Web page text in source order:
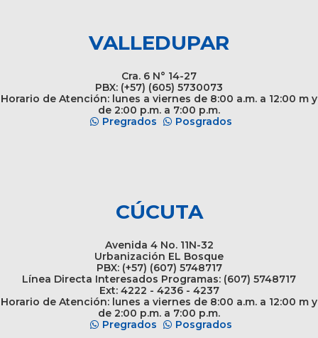
VALLEDUPAR
Cra. 6 N° 14-27
PBX: (+57) (605) 5730073
Horario de Atención: lunes a viernes de 8:00 a.m. a 12:00 m y
de 2:00 p.m. a 7:00 p.m.
Pregrados
Posgrados
CÚCUTA
Avenida 4 No. 11N-32
Urbanización EL Bosque
PBX: (+57) (607) 5748717
Línea Directa Interesados Programas: (607) 5748717
Ext: 4222 - 4236 - 4237
Horario de Atención: lunes a viernes de 8:00 a.m. a 12:00 m y
de 2:00 p.m. a 7:00 p.m.
Pregrados
Posgrados